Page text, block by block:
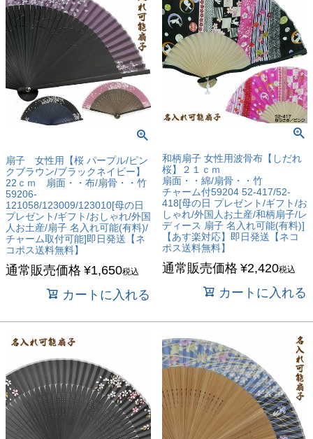
扇子 女性用【桜 パープル/ピン
クブラウン/ブラックネイビー】
22ｃｍ 扇面・・布/扇骨・・竹
59206-
121058/123009/123010[母の日
プレゼント/ギフト/おしゃれ/外国
人お土産/扇子 名入れ可能(有料)/
チャーム取付可能]即日発送【ネ
コポス送料無料】
通常販売価格 ¥1,650税込
カートに入れる
和柄扇子 女性用波骨布【しだれ
桜】２１ｃｍ
扇面・・綿/扇骨・・竹
チャーム付59204 52-417/52-
418[母の日 プレゼント/ギフト/お
しゃれ/外国人お土産/和柄扇子/レ
ディース 扇子 名入れ可能(有料)]
【あす楽対応】即日発送【ネコ
ポス送料無料】
通常販売価格 ¥2,420税込
カートに入れる